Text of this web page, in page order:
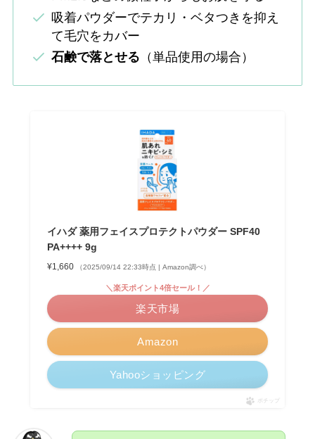
吸着パウダーでテカリ・ベタつきを抑え
て毛穴をカバー
石鹸で落とせる （単品使用の場合）
イハダ 薬用フェイスプロテクトパウダー SPF40
PA++++ 9g
¥1,660 （2025/09/14 22:33時点 | Amazon調べ）
Amazon
＼楽天ポイント4倍セール！／
楽天市場
Yahooショッピング
ポチップ